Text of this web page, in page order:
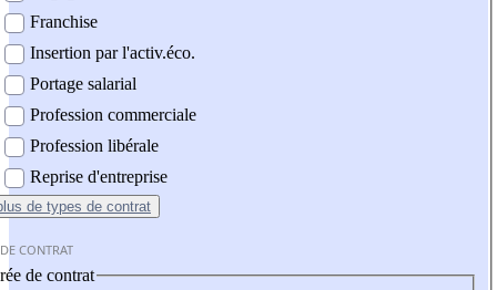
Franchise
Insertion par l'activ.éco.
Portage salarial
Profession commerciale
Profession libérale
Reprise d'entreprise
de types de contrat
CONTRAT
de contrat